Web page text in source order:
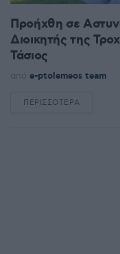
Προήχθη σε
Διοικητής της
Τάσιος
από e-ptolemeos team
ΠΕΡΙΣΣΌΤΕΡΑ